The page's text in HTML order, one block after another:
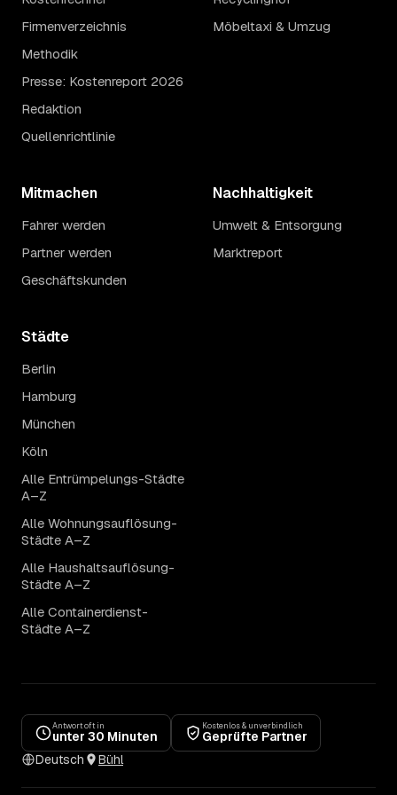
Firmenverzeichnis
Methodik
Presse: Kostenreport 2026
Redaktion
Quellenrichtlinie
Möbeltaxi & Umzug
Mitmachen
Fahrer werden
Partner werden
Geschäftskunden
Nachhaltigkeit
Umwelt & Entsorgung
Marktreport
Städte
Berlin
Hamburg
München
Köln
Alle Entrümpelungs-Städte
A–Z
Alle Wohnungsauflösung-
Städte A–Z
Alle Haushaltsauflösung-
Städte A–Z
Alle Containerdienst-
Städte A–Z
Antwort oft in
unter 30 Minuten
Kostenlos & unverbindlich
Geprüfte Partner
Deutsch
Bühl